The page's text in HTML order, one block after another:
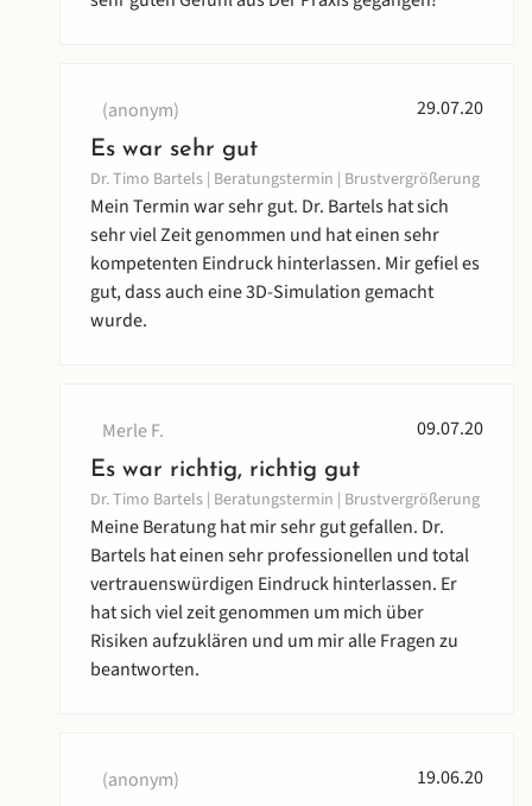
(anonym) 29.07.20
Es war sehr gut
Dr. Timo Bartels | Beratungstermin | Brustvergrößerung
Mein Termin war sehr gut. Dr. Bartels hat sich
sehr viel Zeit genommen und hat einen sehr
kompetenten Eindruck hinterlassen. Mir gefiel es
gut, dass auch eine 3D-Simulation gemacht
wurde.
Merle F. 09.07.20
Es war richtig, richtig gut
Dr. Timo Bartels | Beratungstermin | Brustvergrößerung
Meine Beratung hat mir sehr gut gefallen. Dr.
Bartels hat einen sehr professionellen und total
vertrauenswürdigen Eindruck hinterlassen. Er
hat sich viel zeit genommen um mich über
Risiken aufzuklären und um mir alle Fragen zu
beantworten.
(anonym) 19.06.20